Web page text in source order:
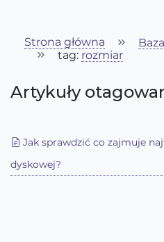
Strona główna
tag: rozmiar
Artykuły
Jak sprawdzić co zajmuje
dyskowej?